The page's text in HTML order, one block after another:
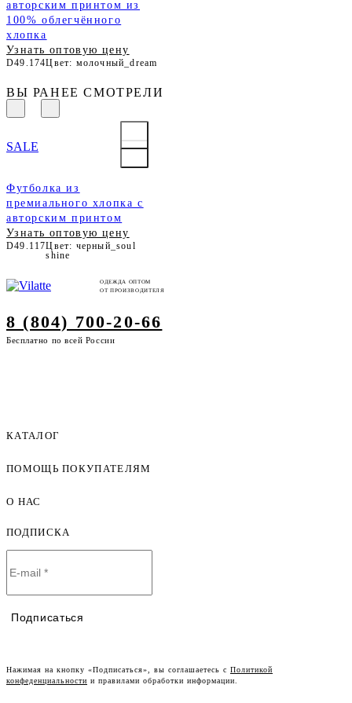
авторским принтом из
100% облегчённого
хлопка
Узнать оптовую цену
D49.174Цвет: молочный_dream
ВЫ РАНЕЕ СМОТРЕЛИ
Футболка из
премиального хлопка с
авторским принтом
Узнать оптовую цену
D49.117Цвет: черный_soul
shine
SALE
ОДЕЖДА ОПТОМ
ОТ ПРОИЗВОДИТЕЛЯ
8 (804) 700-20-66
Бесплатно по всей России
КАТАЛОГ
Женская одежда оптом
Мужская одежда оптом
ПОМОЩЬ ПОКУПАТЕЛЯМ
Оплата и доставка
Договор-оферта
Условия сотрудничества
О НАС
Lookbook
Работа в компании
ПОДПИСКА
Подписаться
Нажимая на кнопку «Подписаться», вы соглашаетесь с Политикой
конфеденциальности и правилами обработки информации.